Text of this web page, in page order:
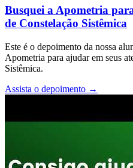
Busquei a Apometria
de Constelação Sistêmica
Este é o depoimento da nossa
Apometria para ajudar em seus
Sistêmica.
Assista o depoimento →